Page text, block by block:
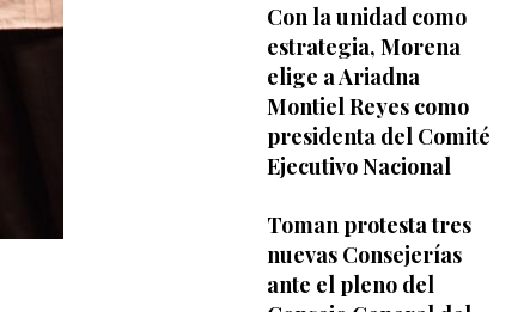
Con la unidad como
estrategia, Morena
elige a Ariadna
Montiel Reyes como
presidenta del Comité
Ejecutivo Nacional
Toman protesta tres
nuevas Consejerías
ante el pleno del